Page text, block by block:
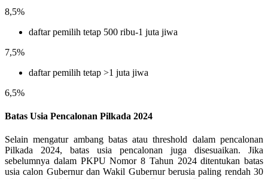
8,5%
daftar pemilih tetap 500 ribu-1 juta jiwa
7,5%
daftar pemilih tetap >1 juta jiwa
6,5%
Batas Usia Pencalonan Pilkada 2024
Selain mengatur ambang batas atau threshold dalam pencalonan
Pilkada 2024, batas usia pencalonan juga disesuaikan. Jika
sebelumnya dalam PKPU Nomor 8 Tahun 2024 ditentukan batas
usia calon Gubernur dan Wakil Gubernur berusia paling rendah 30